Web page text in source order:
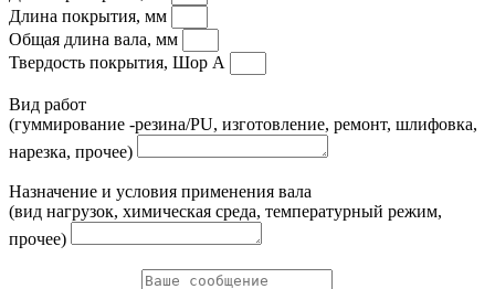
Длина покрытия, мм
Общая длина вала, мм
Твердость покрытия, Шор А
Вид работ
(гуммирование -резина/PU, изготовление, ремонт, шлифовка,
нарезка, прочее)
Назначение и условия применения вала
(вид нагрузок, химическая среда, температурный режим,
прочее)